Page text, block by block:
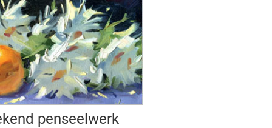
penseelwerk